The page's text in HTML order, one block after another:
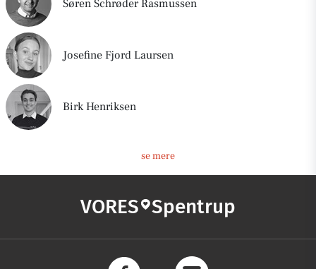
Søren Schrøder Rasmussen
Josefine Fjord Laursen
Birk Henriksen
se mere
VORES Spentrup